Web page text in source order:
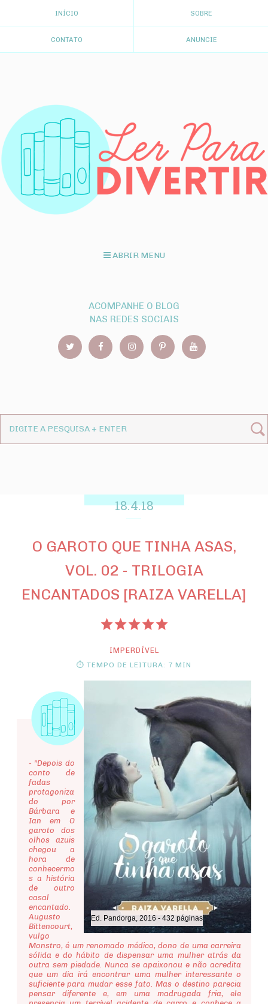
INÍCIO SOBRE
CONTATO ANUNCIE
ABRIR MENU
ACOMPANHE O BLOG
NAS REDES SOCIAIS
18.4.18
O GAROTO QUE TINHA ASAS,
VOL. 02 - TRILOGIA
ENCANTADOS [RAIZA VARELLA]
IMPERDÍVEL
⏱ TEMPO DE LEITURA: 7 MIN
Ed. Pandorga, 2016 - 432 páginas
- "Depois do
conto de
fadas
protagoniza
do por
Bárbara e
Ian em O
garoto dos
olhos azuis
chegou a
hora de
conhecermo
s a história
de outro
casal
encantado.
Augusto
Bittencourt,
vulgo
Monstro, é um renomado médico, dono de uma carreira
sólida e do hábito de dispensar uma mulher atrás da
outra sem piedade. Nunca se apaixonou e não acredita
que um dia irá encontrar uma mulher interessante o
suficiente para mudar esse fato. Mas o destino parecia
pensar diferente e, em uma madrugada fria, ele